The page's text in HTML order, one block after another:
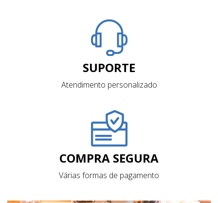
SUPORTE
Atendimento personalizado
COMPRA SEGURA
Várias formas de pagamento